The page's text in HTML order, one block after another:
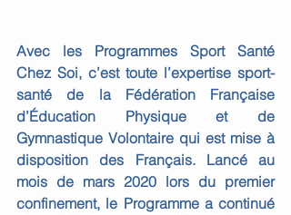
Avec les Programmes Sport Santé
Chez Soi, c’est toute l’expertise sport-
santé de la Fédération Française
d’Éducation Physique et de
Gymnastique Volontaire qui est mise à
disposition des Français. Lancé au
mois de mars 2020 lors du premier
confinement, le Programme a continué